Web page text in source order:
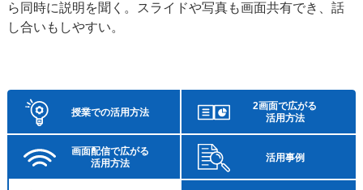
ら同時に説明を聞く。スライドや写真も画面共有でき、話
し合いもしやすい。
授業での活用方法
2画面で広がる
活用方法
画面配信で広がる
活用方法
活用事例